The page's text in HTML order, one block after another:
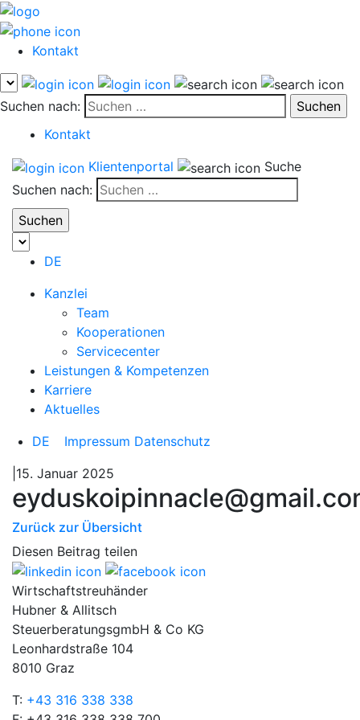
Kontakt
Suchen nach:
Kontakt
Klientenportal
Suche
Suchen nach:
DE
Kanzlei
Team
Kooperationen
Servicecenter
Leistungen & Kompetenzen
Karriere
Aktuelles
DE
Impressum Datenschutz
|15. Januar 2025
Zurück zur Übersicht
Diesen Beitrag teilen
Wirtschaftstreuhänder
Hubner & Allitsch
SteuerberatungsgmbH & Co KG
Leonhardstraße 104
8010 Graz
T: +43 316 338 338